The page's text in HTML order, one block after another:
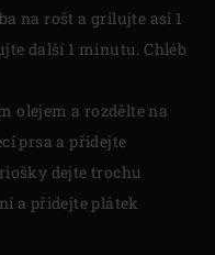
na rošt a grilujte asi 1
další 1 minutu. Chléb
olejem a rozdělte na
prsa a přidejte
dejte trochu
a přidejte plátek